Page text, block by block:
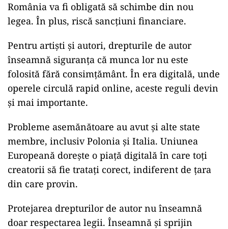
România va fi obligată să schimbe din nou
legea. În plus, riscă sancțiuni financiare.
Pentru artiști și autori, drepturile de autor
înseamnă siguranța că munca lor nu este
folosită fără consimțământ. În era digitală, unde
operele circulă rapid online, aceste reguli devin
și mai importante.
Probleme asemănătoare au avut și alte state
membre, inclusiv Polonia și Italia. Uniunea
Europeană dorește o piață digitală în care toți
creatorii să fie tratați corect, indiferent de țara
din care provin.
Protejarea drepturilor de autor nu înseamnă
doar respectarea legii. Înseamnă și sprijin